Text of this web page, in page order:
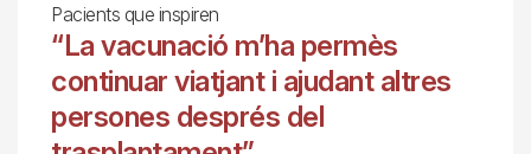
Pacients que inspiren
“La vacunació m’ha permès
continuar viatjant i ajudant altres
persones després del